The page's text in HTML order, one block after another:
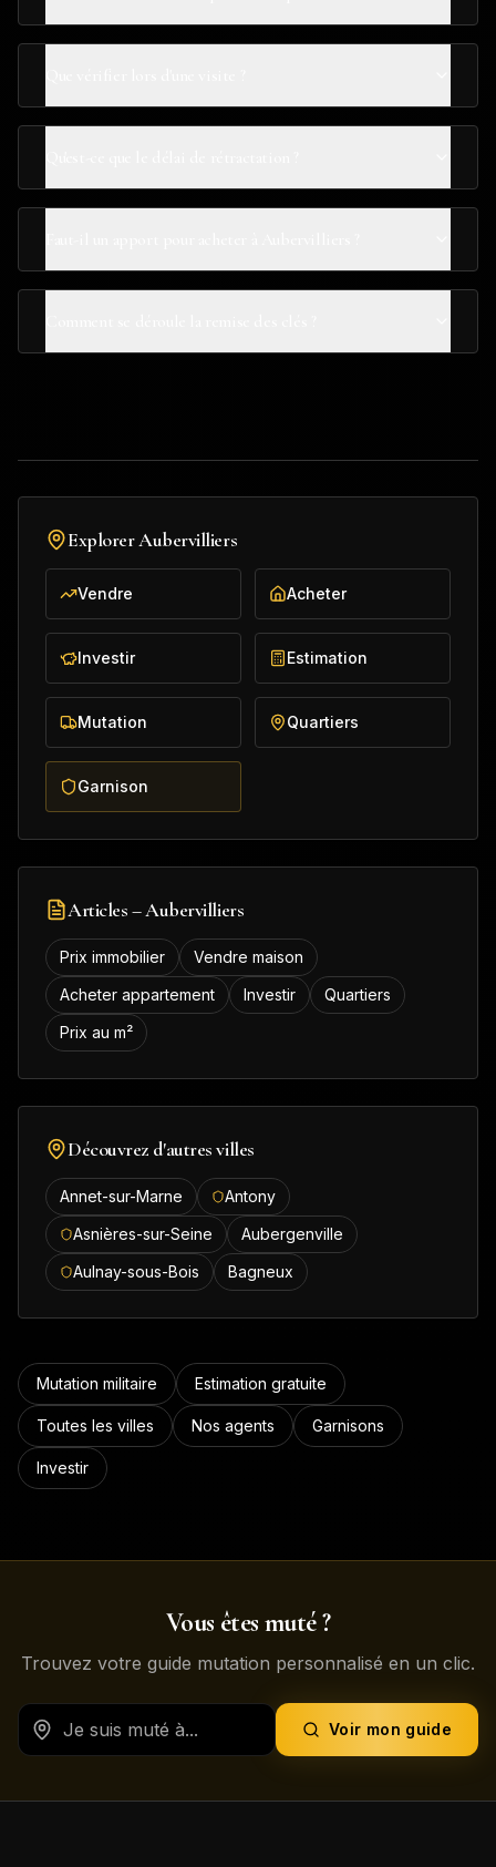
ExplorerAubervilliers
Vendre Acheter
Investir Estimation
Mutation Quartiers
Garnison
Articles –Aubervilliers
Prix immobilier
Vendre maison
Acheter appartement
Investir
Quartiers
Prix au m²
Découvrez d'autres villes
Annet-sur-Marne
Antony
Asnières-sur-Seine
Aubergenville
Aulnay-sous-Bois
Bagneux
Mutation militaire Estimation gratuite
Toutes les villes Nos agents Garnisons
Investir
Vous êtes muté ?
Trouvez votre guide mutation personnalisé en un clic.
Voir mon guide